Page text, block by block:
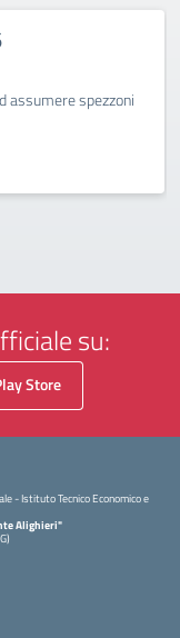
assumere spezzoni
su:
Store
- Istituto Tecnico Economico e
Alighieri"
iniziale della scuola